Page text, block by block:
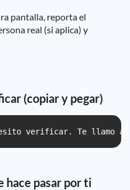
pantalla, reporta el
real (si aplica) y
(copiar y pegar)
verificar. Te llamo
hace pasar por ti